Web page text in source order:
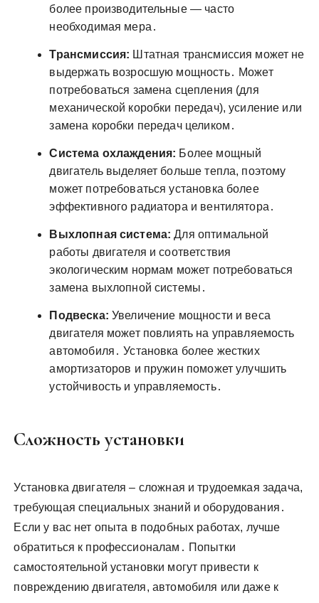
более производительные — часто
необходимая мера․
Трансмиссия: Штатная трансмиссия может не
выдержать возросшую мощность․ Может
потребоваться замена сцепления (для
механической коробки передач), усиление или
замена коробки передач целиком․
Система охлаждения: Более мощный
двигатель выделяет больше тепла, поэтому
может потребоваться установка более
эффективного радиатора и вентилятора․
Выхлопная система: Для оптимальной
работы двигателя и соответствия
экологическим нормам может потребоваться
замена выхлопной системы․
Подвеска: Увеличение мощности и веса
двигателя может повлиять на управляемость
автомобиля․ Установка более жестких
амортизаторов и пружин поможет улучшить
устойчивость и управляемость․
Сложность установки
Установка двигателя – сложная и трудоемкая задача,
требующая специальных знаний и оборудования․
Если у вас нет опыта в подобных работах, лучше
обратиться к профессионалам․ Попытки
самостоятельной установки могут привести к
повреждению двигателя, автомобиля или даже к